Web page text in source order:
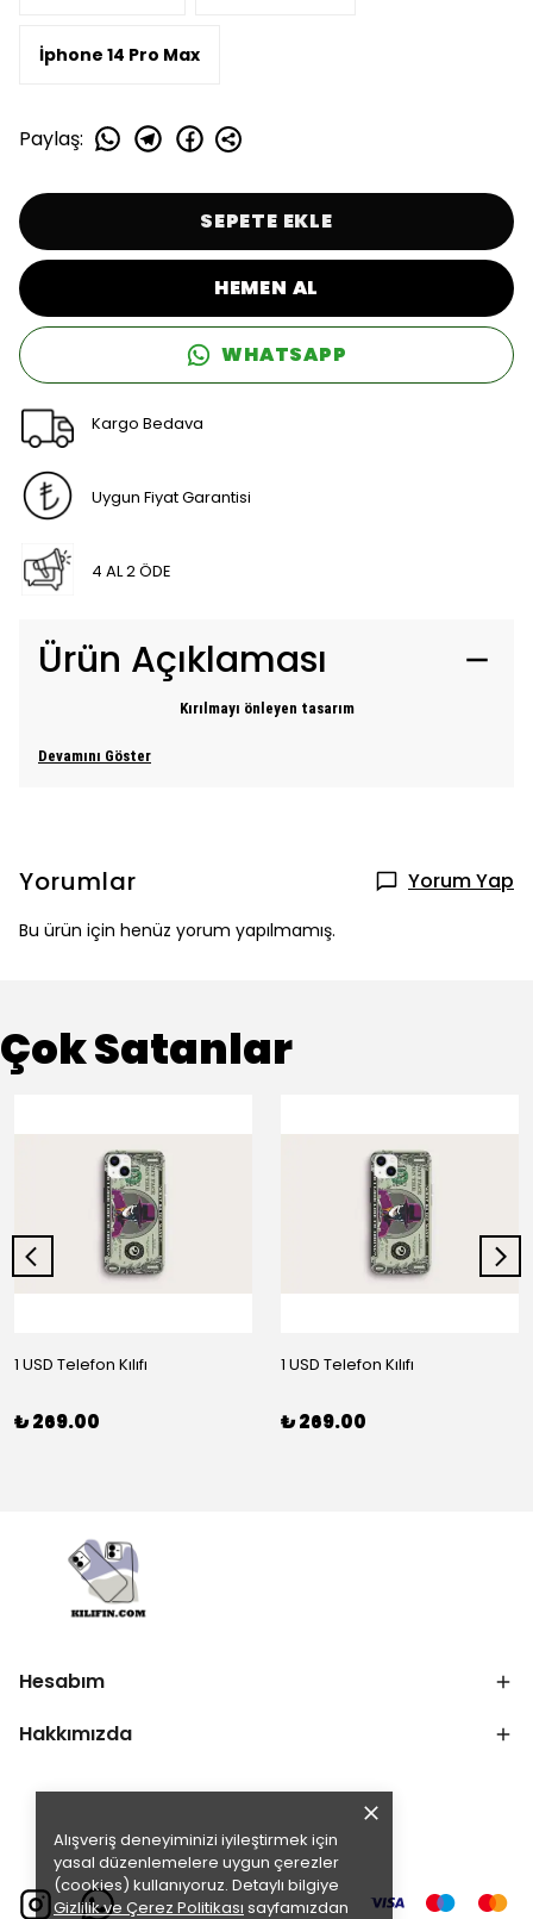
Alışveriş deneyiminizi iyileştirmek için
yasal düzenlemelere uygun çerezler
(cookies) kullanıyoruz. Detaylı bilgiye
Gizlilik ve Çerez Politikası sayfamızdan
İphone 14 Pro Max
Paylaş:
SEPETE EKLE
HEMEN AL
WHATSAPP
Kargo Bedava
Uygun Fiyat Garantisi
4 AL 2 ÖDE
Ürün Açıklaması
Kırılmayı önleyen tasarım
Devamını Göster
Yorumlar Yorum Yap
Bu ürün için henüz yorum yapılmamış.
Çok Satanlar
1 USD Telefon Kılıfı
₺ 269.00
1 USD Telefon Kılıfı
₺ 269.00
Hesabım
Hakkımızda